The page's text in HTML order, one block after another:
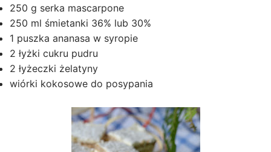
250 g serka mascarpone
250 ml śmietanki 36% lub 30%
1 puszka ananasa w syropie
2 łyżki cukru pudru
2 łyżeczki żelatyny
wiórki kokosowe do posypania